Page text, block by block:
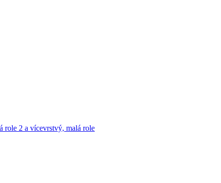
role 2 a vícevrstvý, malá role